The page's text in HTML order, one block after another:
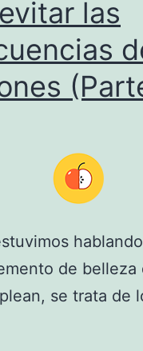
las
de belleza
se trata de